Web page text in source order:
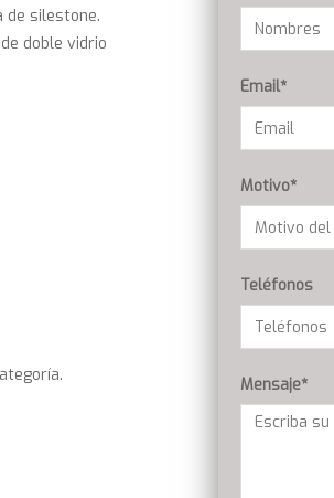
de silestone.
doble vidrio
Email*
Motivo*
Teléfonos
Mensaje*